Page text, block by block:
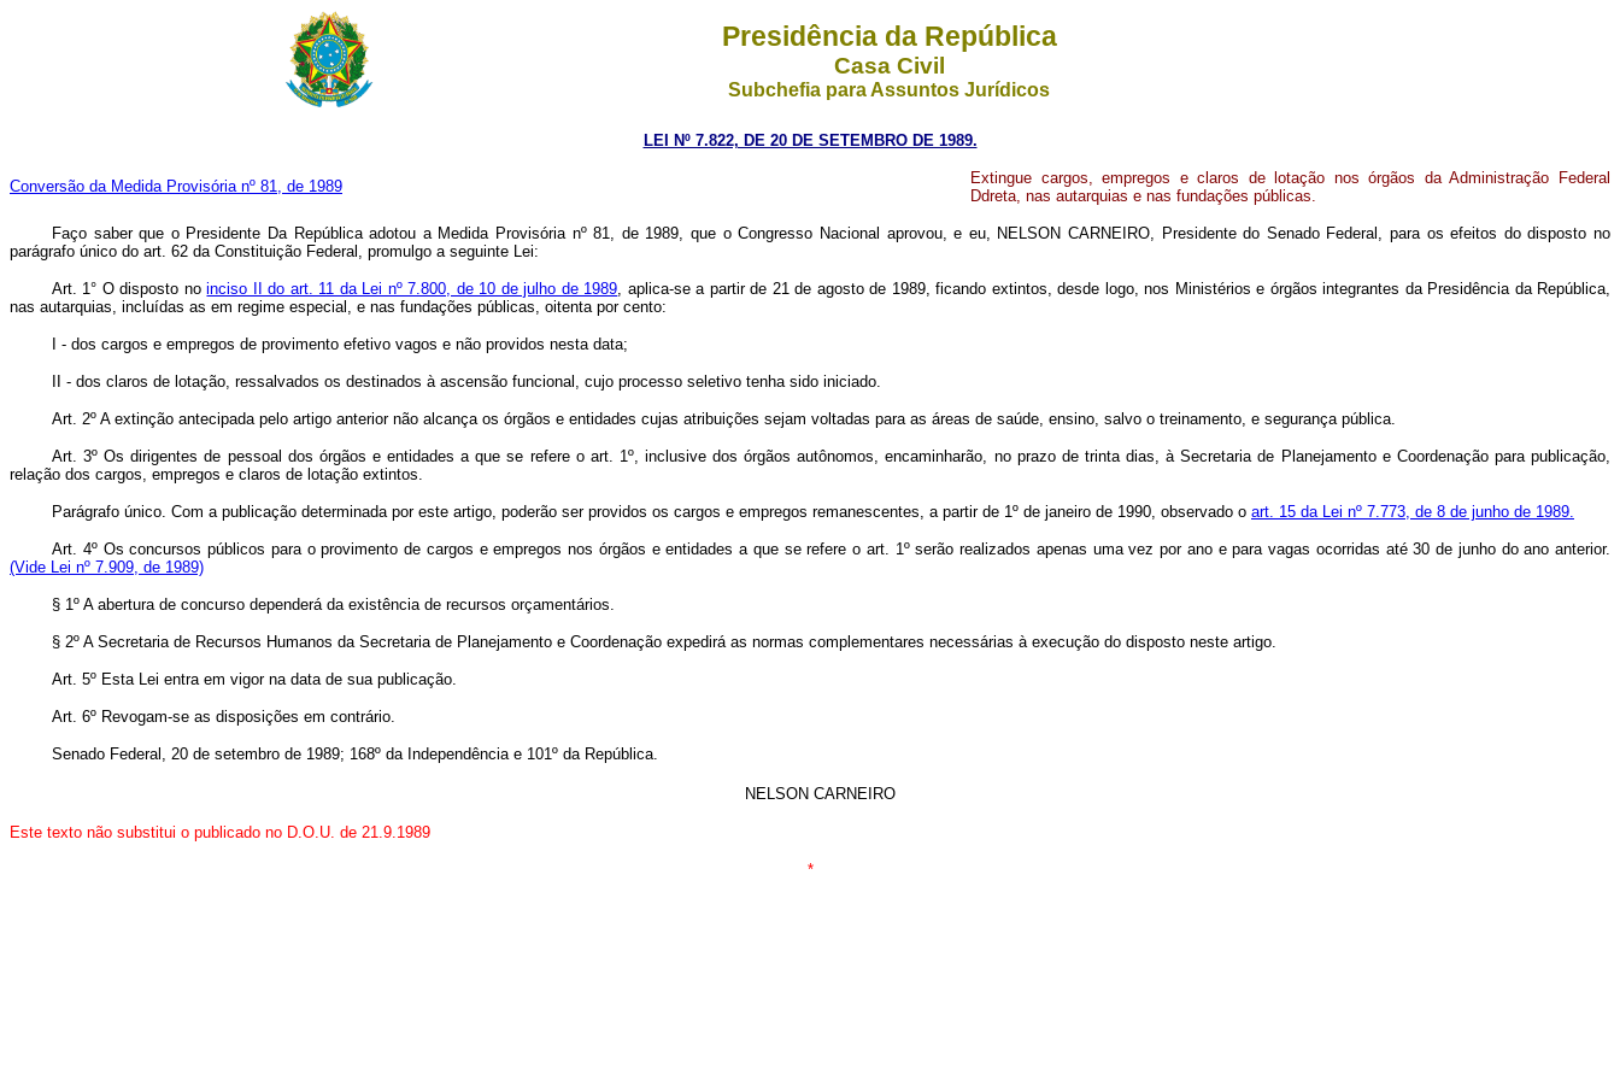
Presidência da República
Casa Civil
Subchefia para Assuntos Jurídicos
LEI Nº 7.822, DE 20 DE SETEMBRO DE 1989.
Conversão da Medida Provisória nº 81, de 1989
Extingue cargos, empregos e claros de lotação nos órgãos da Administração Federal
Ddreta, nas autarquias e nas fundações públicas.
Faço saber que o Presidente Da República adotou a Medida Provisória nº 81, de 1989, que o Congresso Nacional aprovou, e eu, NELSON CARNEIRO, Presidente do Senado Federal, para os efeitos do disposto no
parágrafo único do art. 62 da Constituição Federal, promulgo a seguinte Lei:
Art. 1° O disposto noinciso II do art. 11 da Lei nº 7.800, de 10 de julho de 1989, aplica-se a partir de 21 de agosto de 1989, ficando extintos, desde logo, nos Ministérios e órgãos integrantes da Presidência da República,
nas autarquias, incluídas as em regime especial, e nas fundações públicas, oitenta por cento:
I - dos cargos e empregos de provimento efetivo vagos e não providos nesta data;
II - dos claros de lotação, ressalvados os destinados à ascensão funcional, cujo processo seletivo tenha sido iniciado.
Art. 2º A extinção antecipada pelo artigo anterior não alcança os órgãos e entidades cujas atribuições sejam voltadas para as áreas de saúde, ensino, salvo o treinamento, e segurança pública.
Art. 3º Os dirigentes de pessoal dos órgãos e entidades a que se refere o art. 1º, inclusive dos órgãos autônomos, encaminharão, no prazo de trinta dias, à Secretaria de Planejamento e Coordenação para publicação,
relação dos cargos, empregos e claros de lotação extintos.
Parágrafo único. Com a publicação determinada por este artigo, poderão ser providos os cargos e empregos remanescentes, a partir de 1º de janeiro de 1990, observado o art. 15 da Lei nº 7.773, de 8 de junho de 1989.
Art. 4º Os concursos públicos para o provimento de cargos e empregos nos órgãos e entidades a que se refere o art. 1º serão realizados apenas uma vez por ano e para vagas ocorridas até 30 de junho do ano anterior.
(Vide Lei nº 7.909, de 1989)
§ 1º A abertura de concurso dependerá da existência de recursos orçamentários.
§ 2º A Secretaria de Recursos Humanos da Secretaria de Planejamento e Coordenação expedirá as normas complementares necessárias à execução do disposto neste artigo.
Art. 5º Esta Lei entra em vigor na data de sua publicação.
Art. 6º Revogam-se as disposições em contrário.
Senado Federal, 20 de setembro de 1989; 168º da Independência e 101º da República.
NELSON CARNEIRO
Este texto não substitui o publicado no D.O.U. de 21.9.1989
*